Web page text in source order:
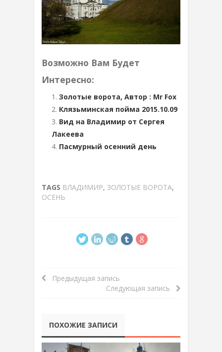
Возможно Вам Будет
Интересно:
Золотые ворота, Автор : Mr Fox
Клязьминская пойма 2015.10.09
Вид на Владимир от Сергея
Лакеева
Пасмурный осенний день
TAGS ВЛАДИМИР, ЗОЛОТЫЕ ВОРОТА,
ОСЕНЬ
Предыдущая запись
Следующая запись
ПОХОЖИЕ ЗАПИСИ